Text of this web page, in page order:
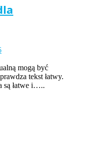
mogą być
tekst łatwy.
są łatwe i…..